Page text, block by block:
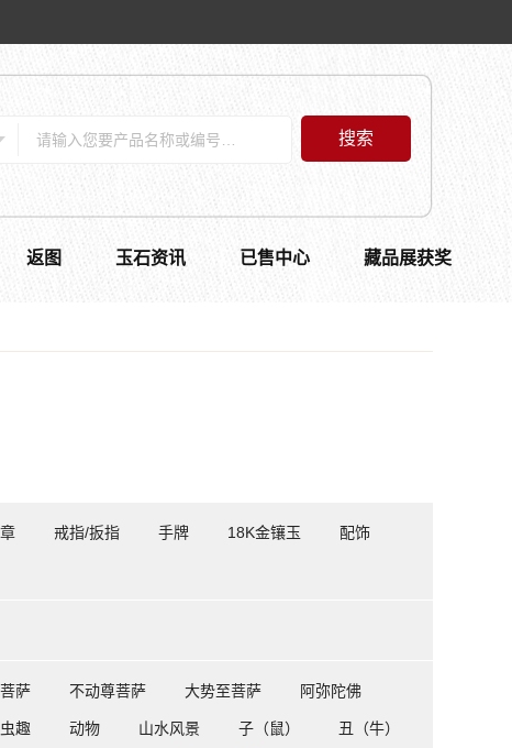
搜索
返图 玉石资讯 已售中心 藏品展获奖
戒指/扳指 手牌 18K金镶玉 配饰
萨 不动尊菩萨 大势至菩萨 阿弥陀佛
虫趣 动物 山水风景 子（鼠） 丑（牛）